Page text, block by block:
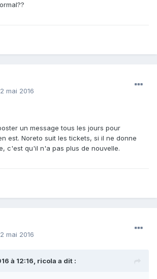
mai 2016
un message tous les jours pour
est. Noreto suit les tickets, si il ne donne
c'est qu'il n'a pas plus de nouvelle.
mai 2016
à 12:16, ricola a dit :